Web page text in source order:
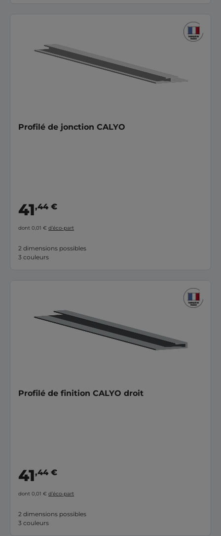
Profilé de jonction CALYO
41,44 €
dont 0,01 € d’éco-part
2 dimensions possibles
3 couleurs
Profilé de finition CALYO droit
41,44 €
dont 0,01 € d’éco-part
2 dimensions possibles
3 couleurs